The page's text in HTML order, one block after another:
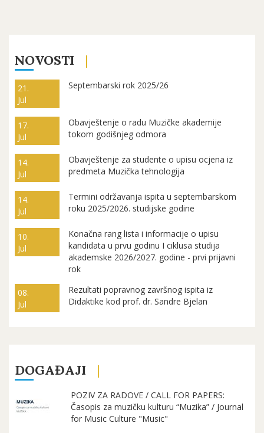
NOVOSTI
21.
Jul
Septembarski rok 2025/26
17.
Jul
Obavještenje o radu Muzičke akademije
tokom godišnjeg odmora
14.
Jul
Obavještenje za studente o upisu ocjena iz
predmeta Muzička tehnologija
14.
Jul
Termini održavanja ispita u septembarskom
roku 2025/2026. studijske godine
10.
Jul
Konačna rang lista i informacije o upisu
kandidata u prvu godinu I ciklusa studija
akademske 2026/2027. godine - prvi prijavni
rok
08.
Jul
Rezultati popravnog završnog ispita iz
Didaktike kod prof. dr. Sandre Bjelan
DOGAĐAJI
POZIV ZA RADOVE / CALL FOR PAPERS:
Časopis za muzičku kulturu “Muzika” / Journal
for Music Culture "Music"